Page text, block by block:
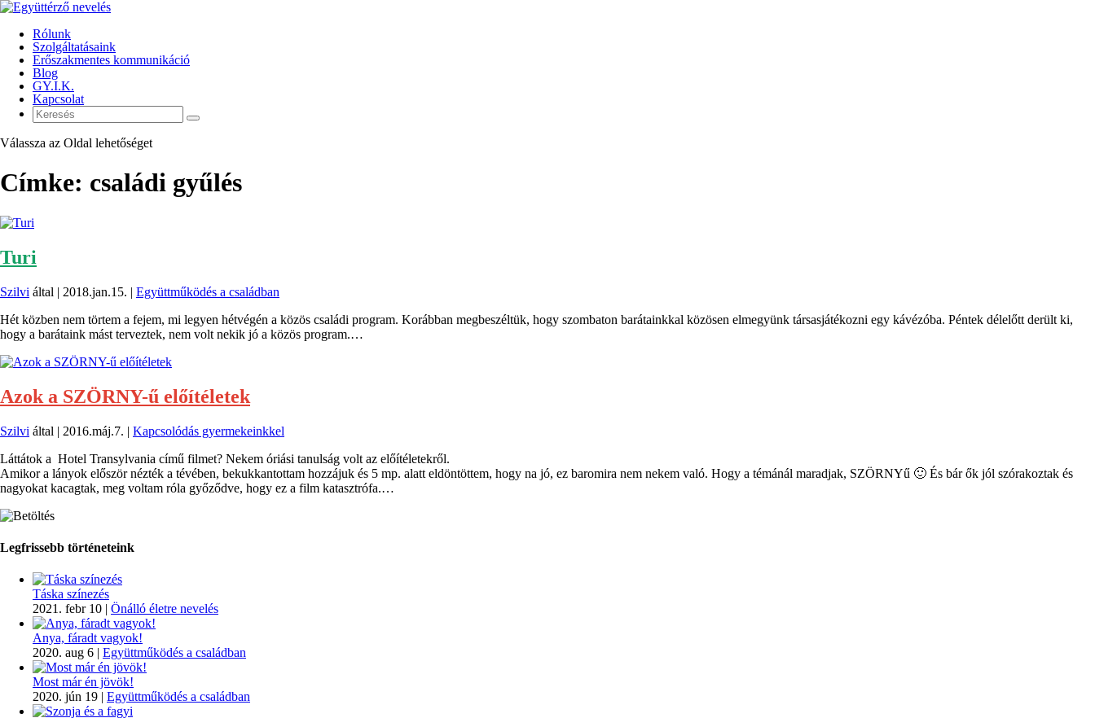
Rólunk
Szolgáltatásaink
Erőszakmentes kommunikáció
Blog
GY.I.K.
Kapcsolat
Válassza az Oldal lehetőséget
Címke: családi gyűlés
Turi
Szilvi által | 2018.jan.15. | Együttműködés a családban
Hét közben nem törtem a fejem, mi legyen hétvégén a közös családi program. Korábban megbeszéltük, hogy szombaton barátainkkal közösen elmegyünk társasjátékozni egy kávézóba. Péntek délelőtt derült ki,
hogy a barátaink mást terveztek, nem volt nekik jó a közös program.…
Azok a SZÖRNY-ű előítéletek
Szilvi által | 2016.máj.7. | Kapcsolódás gyermekeinkkel
Láttátok a Hotel Transylvania című filmet? Nekem óriási tanulság volt az előítéletekről.
Amikor a lányok először nézték a tévében, bekukkantottam hozzájuk és 5 mp. alatt eldöntöttem, hogy na jó, ez baromira nem nekem való. Hogy a témánál maradjak, SZÖRNYű 🙂 És bár ők jól szórakoztak és
nagyokat kacagtak, meg voltam róla győződve, hogy ez a film katasztrófa.…
Legfrissebb történeteink
Táska színezés
2021. febr 10 | Önálló életre nevelés
Anya, fáradt vagyok!
2020. aug 6 | Együttműködés a családban
Most már én jövök!
2020. jún 19 | Együttműködés a családban